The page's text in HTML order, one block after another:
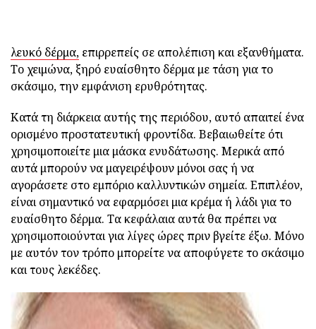
λευκό δέρμα, επιρρεπείς σε απολέπιση και εξανθήματα.
Το χειμώνα, ξηρό ευαίσθητο δέρμα με τάση για το
σκάσιμο, την εμφάνιση ερυθρότητας.
Κατά τη διάρκεια αυτής της περιόδου, αυτό απαιτεί ένα
ορισμένο προστατευτική φροντίδα. Βεβαιωθείτε ότι
χρησιμοποιείτε μια μάσκα ενυδάτωσης. Μερικά από
αυτά μπορούν να μαγειρέψουν μόνοι σας ή να
αγοράσετε στο εμπόριο καλλυντικών σημεία. Επιπλέον,
είναι σημαντικό να εφαρμόσει μια κρέμα ή λάδι για το
ευαίσθητο δέρμα. Τα κεφάλαια αυτά θα πρέπει να
χρησιμοποιούνται για λίγες ώρες πριν βγείτε έξω. Μόνο
με αυτόν τον τρόπο μπορείτε να αποφύγετε το σκάσιμο
και τους λεκέδες.